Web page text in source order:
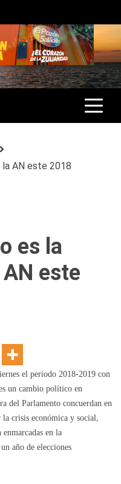
VENEZUELA Y
GENERAL.
AN este 2018
es la
este
el periodo 2018-2019 con
un cambio político en
del Parlamento concuerdan en
crisis económica y social,
en la
año de elecciones